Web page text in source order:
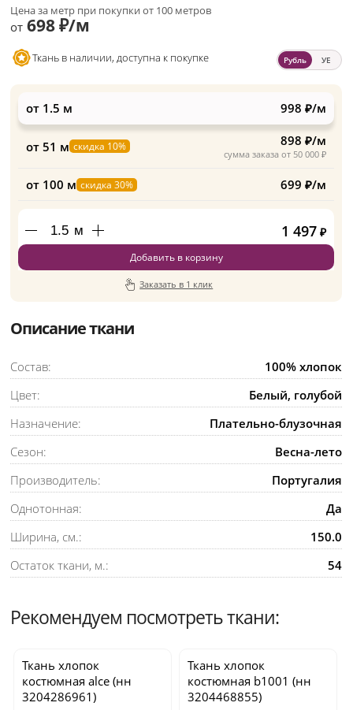
Цена за метр при покупки от 100 метров
от 698 ₽/м
Ткань в наличии, доступна к покупке Рубль УЕ
от 1.5 м 998 ₽/м
от 51 м скидка 10%
сумма заказа от 50 000 ₽
898 ₽/м
от 100 м скидка 30% 699 ₽/м
м 1 497 ₽
Добавить в корзину
Заказать в 1 клик
Описание ткани
Состав:
100% хлопок
Цвет:
Белый, голубой
Назначение:
Плательно-блузочная
Сезон:
Весна-лето
Производитель:
Португалия
Однотонная:
Да
Ширина, см.:
150.0
Остаток ткани, м.:
54
Рекомендуем посмотреть ткани:
Ткань хлопок
костюмнаяalce (нн
3204286961)
Ткань хлопок
костюмная b1001 (нн
3204468855)